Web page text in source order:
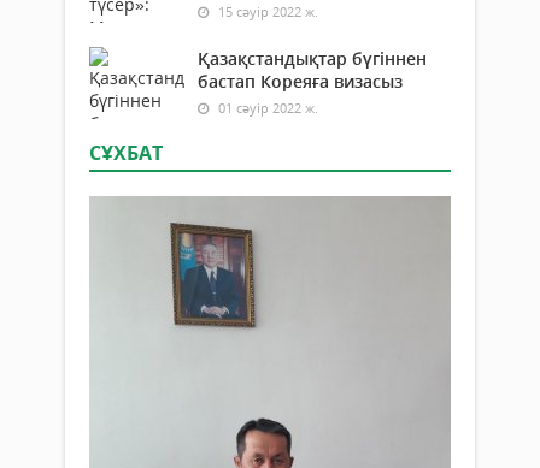
15 сәуір 2022 ж.
Қазақстандықтар бүгіннен
бастап Кореяға визасыз
01 сәуір 2022 ж.
СҰХБАТ